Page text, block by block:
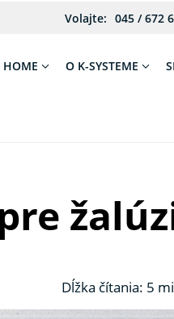
Volajte: 045 / 672
HOME O K-SYSTEME
Dĺžka čítania: 5